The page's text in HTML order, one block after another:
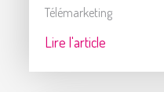
Télémarketing
Lire l'article